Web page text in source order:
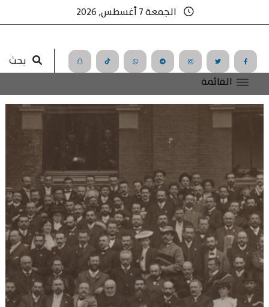
الجمعة 7 أغسطس, 2026
بحث
القائمة